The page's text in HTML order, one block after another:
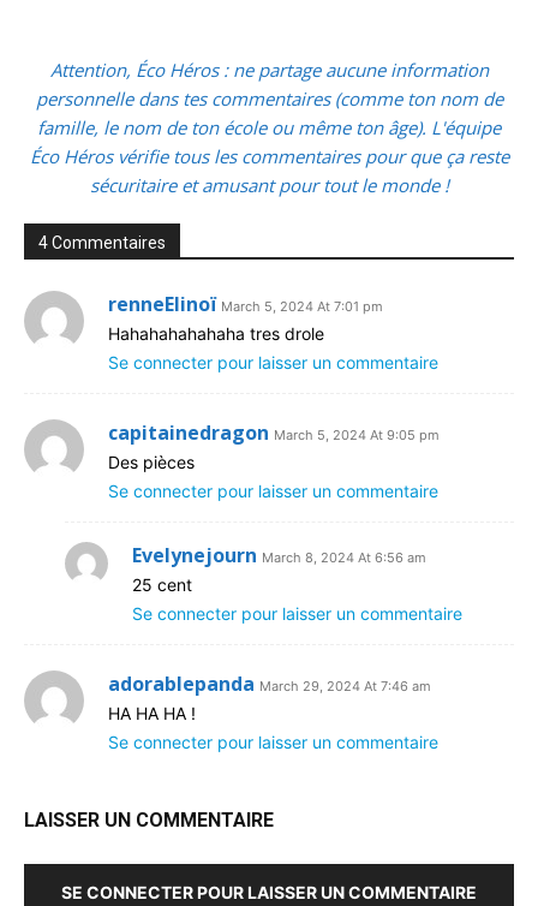
Attention, Éco Héros : ne partage aucune information
personnelle dans tes commentaires (comme ton nom de
famille, le nom de ton école ou même ton âge). L'équipe
Éco Héros vérifie tous les commentaires pour que ça reste
sécuritaire et amusant pour tout le monde !
4 Commentaires
renneElinoï March 5, 2024 At 7:01 pm
Hahahahahahaha tres drole
Se connecter pour laisser un commentaire
capitainedragon March 5, 2024 At 9:05 pm
Des pièces
Se connecter pour laisser un commentaire
Evelynejourn March 8, 2024 At 6:56 am
25 cent
Se connecter pour laisser un commentaire
adorablepanda March 29, 2024 At 7:46 am
HA HA HA !
Se connecter pour laisser un commentaire
LAISSER UN COMMENTAIRE
SE CONNECTER POUR LAISSER UN COMMENTAIRE